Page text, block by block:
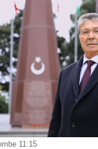
11:15